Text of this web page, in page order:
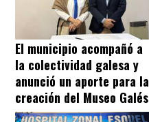
El municipio acompañó a
la colectividad galesa y
anunció un aporte para la
creación del Museo Galés